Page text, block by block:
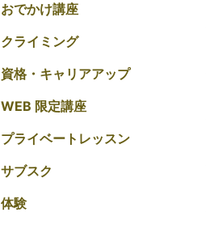
おでかけ講座
クライミング
資格・キャリアアップ
WEB 限定講座
プライベートレッスン
サブスク
体験